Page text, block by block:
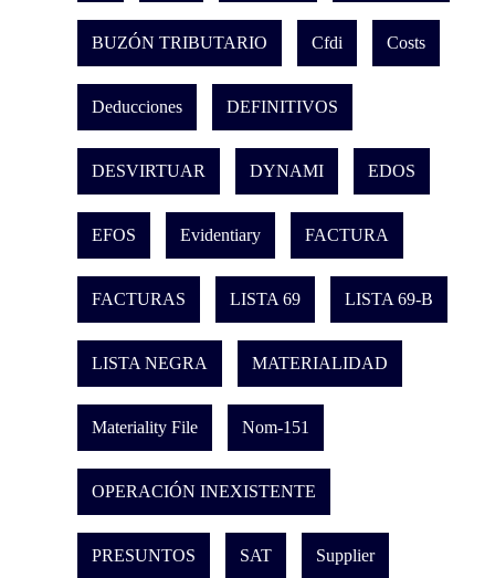
BUZÓN TRIBUTARIO Cfdi Costs
Deducciones DEFINITIVOS
DESVIRTUAR DYNAMI EDOS
EFOS Evidentiary FACTURA
FACTURAS LISTA 69 LISTA 69-B
LISTA NEGRA MATERIALIDAD
Materiality File Nom-151
OPERACIÓN INEXISTENTE
PRESUNTOS SAT Supplier